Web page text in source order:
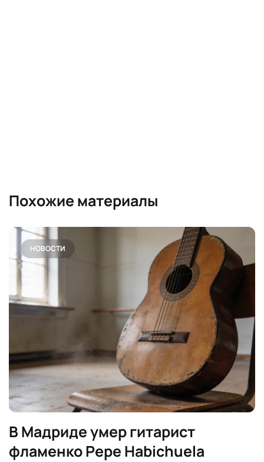
Похожие материалы
НОВОСТИ
В Мадриде умер гитарист
фламенко Pepe Habichuela